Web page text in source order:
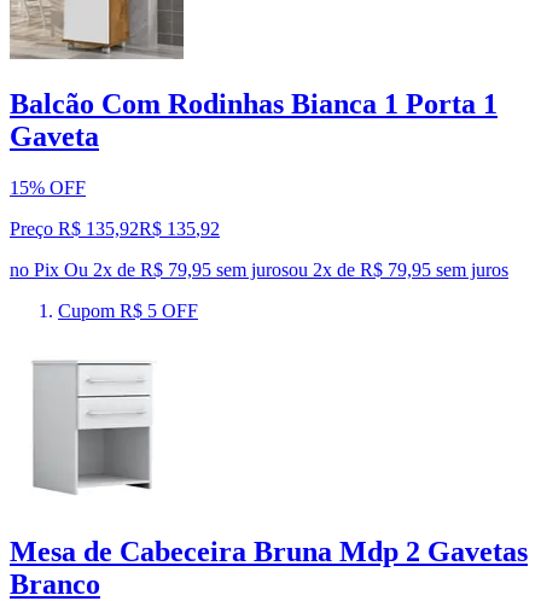
Balcão Com Rodinhas Bianca 1 Porta 1
Gaveta
15% OFF
Preço R$ 135,92R$ 135,92
no Pix Ou 2x de R$ 79,95 sem jurosou 2x de R$ 79,95 sem juros
Cupom R$ 5 OFF
Mesa de Cabeceira Bruna Mdp 2 Gavetas
Branco